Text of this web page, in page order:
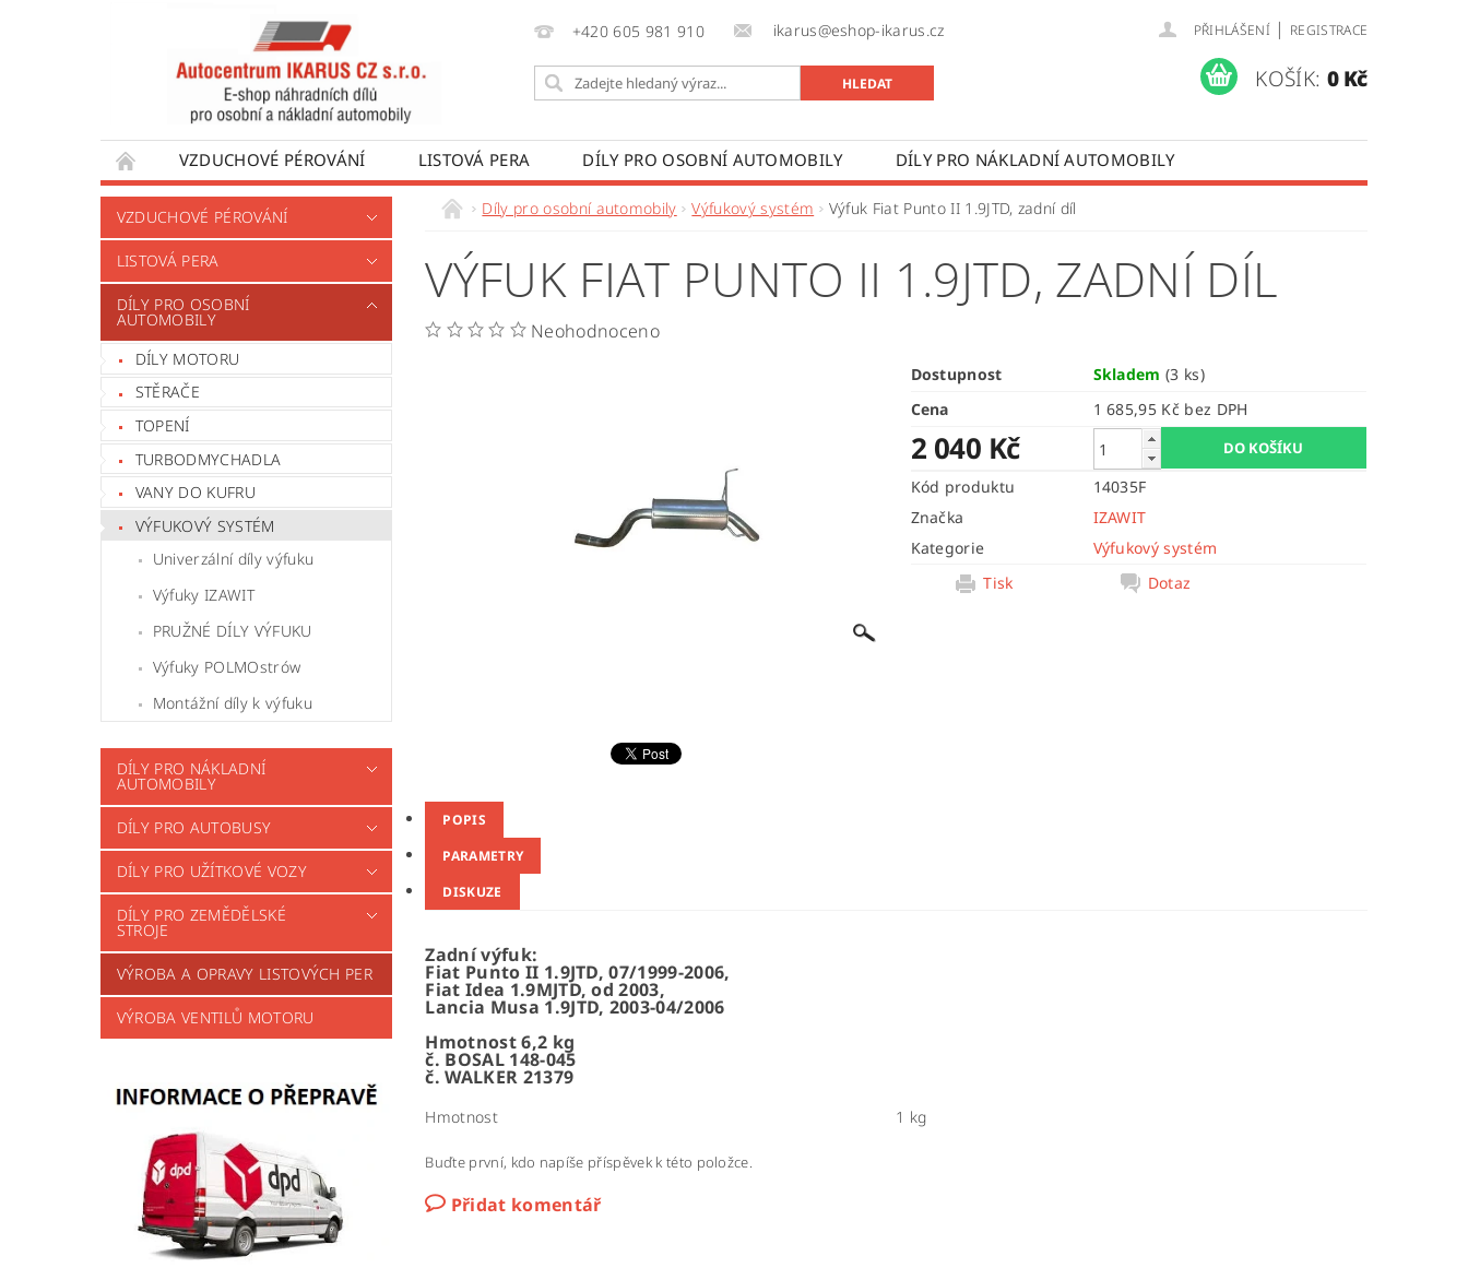
+420 605 981 910 ikarus@eshop-ikarus.cz PŘIHLÁŠENÍ | REGISTRACE
KOŠÍK: 0 Kč
VZDUCHOVÉ PÉROVÁNÍ LISTOVÁ PERA DÍLY PRO OSOBNÍ AUTOMOBILY
DÍLY PRO NÁKLADNÍ AUTOMOBILY
DÍLY PRO AUTOBUSY
DÍLY PRO UŽÍTKOVÉ VOZY DÍLY PRO ZEMĚDĚLSKÉ STROJE
VÝROBA A OPRAVY LISTOVÝCH PER
VÝROBA VENTILŮ MOTORU
VZDUCHOVÉ PÉROVÁNÍ
LISTOVÁ PERA
DÍLY PRO OSOBNÍ
AUTOMOBILY
DÍLY MOTORU
STĚRAČE
TOPENÍ
TURBODMYCHADLA
VANY DO KUFRU
VÝFUKOVÝ SYSTÉM
Univerzální díly výfuku
Výfuky IZAWIT
PRUŽNÉ DÍLY VÝFUKU
Výfuky POLMOstrów
Montážní díly k výfuku
DÍLY PRO NÁKLADNÍ
AUTOMOBILY
DÍLY PRO AUTOBUSY
DÍLY PRO UŽÍTKOVÉ VOZY
DÍLY PRO ZEMĚDĚLSKÉ
STROJE
VÝROBA A OPRAVY LISTOVÝCH PER
VÝROBA VENTILŮ MOTORU
Díly pro osobní automobily Výfukový systém Výfuk Fiat Punto II 1.9JTD, zadní díl
VÝFUK FIAT PUNTO II 1.9JTD, ZADNÍ DÍL
Neohodnoceno
Dostupnost Skladem(3 ks)
Cena
1 685,95 Kč bez DPH
2 040 Kč
Kód produktu
14035F
Značka
IZAWIT
Kategorie
Výfukový systém
Tisk
Dotaz
POPIS
PARAMETRY
DISKUZE
Zadní výfuk:
Fiat Punto II 1.9JTD, 07/1999-2006,
Fiat Idea 1.9MJTD, od 2003,
Lancia Musa 1.9JTD, 2003-04/2006
Hmotnost 6,2 kg
č. BOSAL 148-045
č. WALKER 21379
Hmotnost 1 kg
Buďte první, kdo napíše příspěvek k této položce.
Přidat komentář